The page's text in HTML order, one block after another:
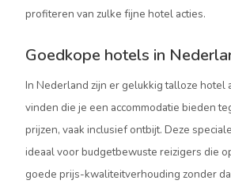
profiteren van zulke fijne hotel acties.
Goedkope hotels in
In Nederland zijn er gelukkig talloze hotel
vinden die je een accommodatie bieden
prijzen, vaak inclusief ontbijt. Deze
ideaal voor budgetbewuste reizigers die
goede prijs-kwaliteitverhouding zonder